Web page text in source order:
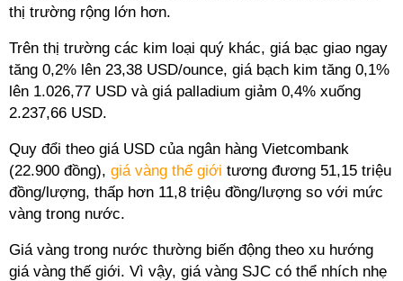
thị trường rộng lớn hơn.
Trên thị trường các kim loại quý khác, giá bạc giao ngay
tăng 0,2% lên 23,38 USD/ounce, giá bạch kim tăng 0,1%
lên 1.026,77 USD và giá palladium giảm 0,4% xuống
2.237,66 USD.
Quy đổi theo giá USD của ngân hàng Vietcombank
(22.900 đồng), giá vàng thế giới tương đương 51,15 triệu
đồng/lượng, thấp hơn 11,8 triệu đồng/lượng so với mức
vàng trong nước.
Giá vàng trong nước thường biến động theo xu hướng
giá vàng thế giới. Vì vậy, giá vàng SJC có thể nhích nhẹ